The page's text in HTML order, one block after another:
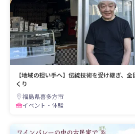
【地域の担い手へ】伝統技術を受け継ぎ、
くり
福島県喜多方市
イベント・体験